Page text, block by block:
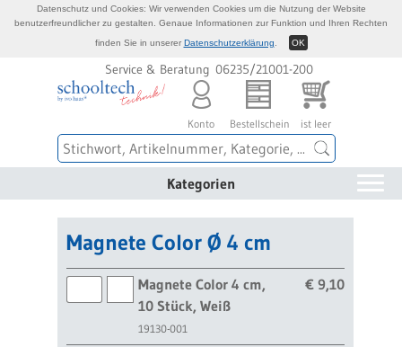
Service & Beratung 06235/21001-200
Konto Bestellschein ist leer
Kategorien
Magnete Color Ø 4 cm
Magnete Color 4 cm,
10 Stück, Weiß
19130-001
€ 9,10
Datenschutz und Cookies: Wir verwenden Cookies um die Nutzung der Website
benutzerfreundlicher zu gestalten. Genaue Informationen zur Funktion und Ihren Rechten
finden Sie in unserer Datenschutzerklärung OK